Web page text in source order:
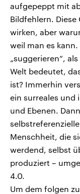
aufgepeppt mit
Bildfehlern.
wirken, aber
weil man es
„suggerieren“,
Welt bedeutet,
ist? Immerhin
ein surreales und
und Ebenen.
Menschheit, die
werdend, selbst
produziert –
4.0.
Um dem folgen